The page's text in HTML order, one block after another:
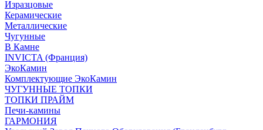
Изразцовые
Керамические
Металлические
Чугунные
В Камне
INVICTA (Франция)
ЭкоКамин
Комплектующие ЭкоКамин
ЧУГУННЫЕ ТОПКИ
ТОПКИ ПРАЙМ
Печи-камины
ГАРМОНИЯ